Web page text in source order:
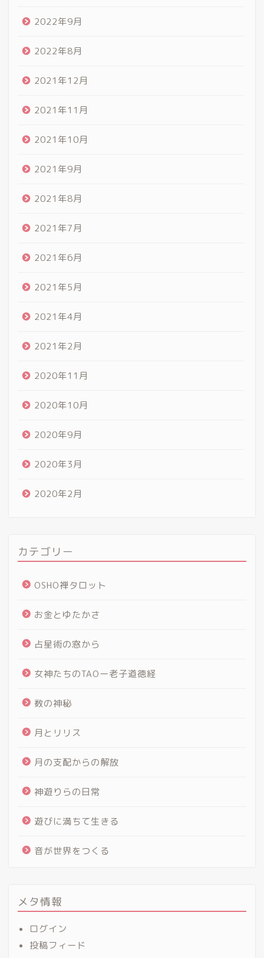
2022年9月
2022年8月
2021年12月
2021年11月
2021年10月
2021年9月
2021年8月
2021年7月
2021年6月
2021年5月
2021年4月
2021年2月
2020年11月
2020年10月
2020年9月
2020年3月
2020年2月
カテゴリー
OSHO禅タロット
お金とゆたかさ
占星術の窓から
女神たちのTAOー老子道徳経
数の神秘
月とリリス
月の支配からの解放
神遊りらの日常
遊びに満ちて生きる
音が世界をつくる
メタ情報
ログイン
投稿フィード